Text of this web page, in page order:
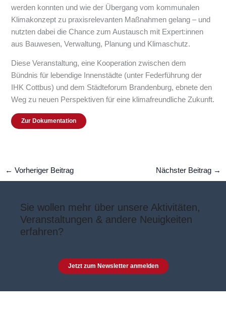
werden konnten und wie der Übergang vom kommunalen
Klimakonzept zu praxisrelevanten Maßnahmen gelang – und
nutzten dabei die Chance zum Austausch mit Expert:innen
aus Bauwesen, Verwaltung, Planung und Klimaschutz.
Diese Veranstaltung, eine Kooperation zwischen dem
Bündnis für lebendige Innenstädte (unter Federführung der
IHK Cottbus) und dem Städteforum Brandenburg, ebnete den
Weg zu neuen Perspektiven für eine klimafreundliche Zukunft.
Zur Dokumentation
← Vorheriger Beitrag Nächster Beitrag →
Sie wollen mehr über unsere Aktivitäten,
Veranstaltungen & andere Neuigkeiten
erfahren?
Jetzt zum Newsletter anmelden